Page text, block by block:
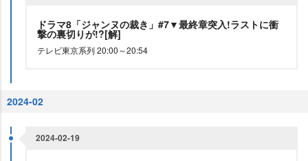
ドラマ8「ジャンヌの裁き」#7▼最終章突入!ラストに衝
撃の裏切りが!?[解]
テレビ東京系列 20:00～20:54
2024-02
2024-02-19